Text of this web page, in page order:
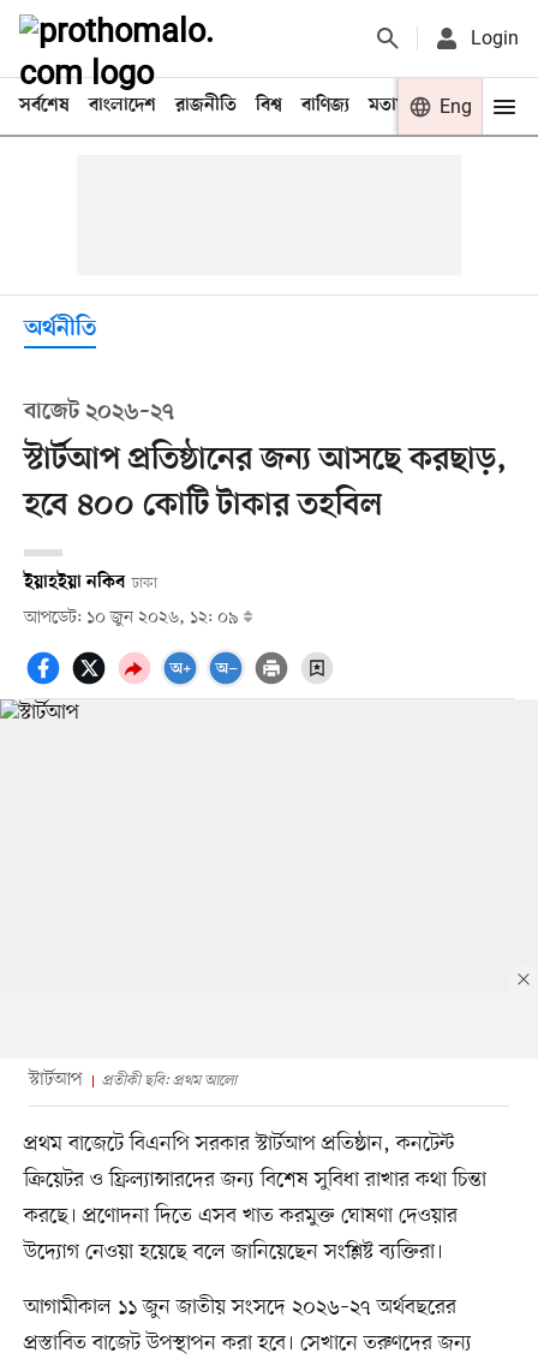
Login
সর্বশেষ বাংলাদেশ রাজনীতি বিশ্ব বাণিজ্য মতামত খেলা
Eng
অর্থনীতি
বাজেট ২০২৬–২৭
স্টার্টআপ প্রতিষ্ঠানের জন্য আসছে করছাড়,
হবে ৪০০ কোটি টাকার তহবিল
ইয়াহইয়া নকিব ঢাকা
আপডেট: ১০ জুন ২০২৬, ১২: ০৯
স্টার্টআপ প্রতীকী ছবি: প্রথম আলো
প্রথম বাজেটে বিএনপি সরকার স্টার্টআপ প্রতিষ্ঠান, কনটেন্ট
ক্রিয়েটর ও ফ্রিল্যান্সারদের জন্য বিশেষ সুবিধা রাখার কথা চিন্তা
করছে। প্রণোদনা দিতে এসব খাত করমুক্ত ঘোষণা দেওয়ার
উদ্যোগ নেওয়া হয়েছে বলে জানিয়েছেন সংশ্লিষ্ট ব্যক্তিরা।
আগামীকাল ১১ জুন জাতীয় সংসদে ২০২৬–২৭ অর্থবছরের
প্রস্তাবিত বাজেট উপস্থাপন করা হবে। সেখানে তরুণদের জন্য